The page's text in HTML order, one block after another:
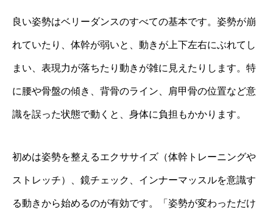
良い姿勢はベリーダンスのすべての基本です。姿勢が崩
れていたり、体幹が弱いと、動きが上下左右にぶれてし
まい、表現力が落ちたり動きが雑に見えたりします。特
に腰や骨盤の傾き、背骨のライン、肩甲骨の位置など意
識を誤った状態で動くと、身体に負担もかかります。
初めは姿勢を整えるエクササイズ（体幹トレーニングや
ストレッチ）、鏡チェック、インナーマッスルを意識す
る動きから始めるのが有効です。「姿勢が変わっただけ